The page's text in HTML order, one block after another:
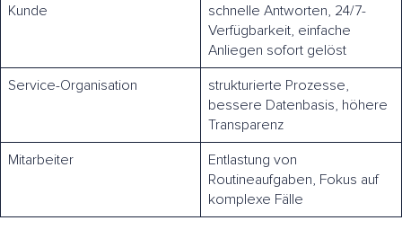
Kunde
schnelle Antworten, 24/7-
Verfügbarkeit, einfache
Anliegen sofort gelöst
Service-Organisation
strukturierte Prozesse,
bessere Datenbasis, höhere
Transparenz
Mitarbeiter
Entlastung von
Routineaufgaben, Fokus auf
komplexe Fälle